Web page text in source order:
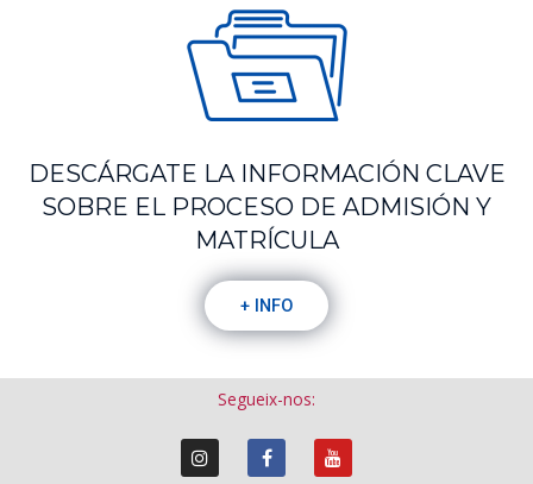
DESCÁRGATE LA INFORMACIÓN CLAVE
SOBRE EL PROCESO DE ADMISIÓN Y
MATRÍCULA
+ INFO
Segueix-nos: